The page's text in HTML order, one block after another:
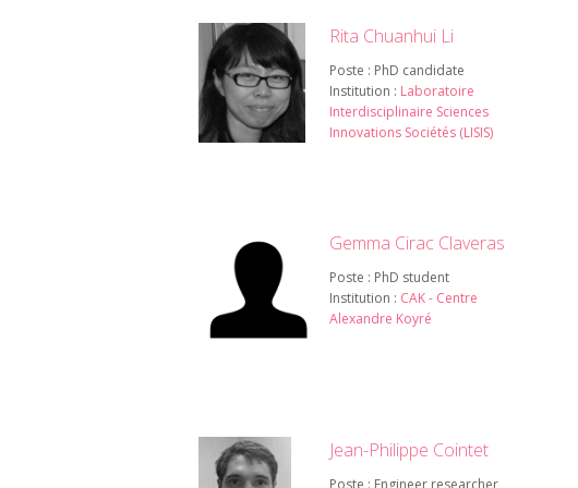
Rita Chuanhui Li
Poste : PhD candidate
Institution : Laboratoire
Interdisciplinaire Sciences
Innovations Sociétés (LISIS)
Gemma Cirac Claveras
Poste : PhD student
Institution : CAK - Centre
Alexandre Koyré
Jean-Philippe Cointet
Poste : Engineer researcher